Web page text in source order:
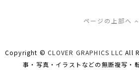
ページの上部へ
Copyright ©CLOVER GRAPHICS LLC All
事・写真・イラストなどの無断複写・